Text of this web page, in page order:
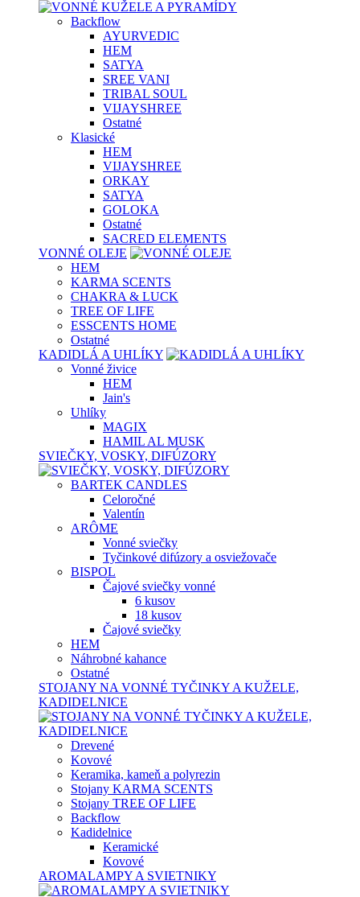
Backflow
AYURVEDIC
HEM
SATYA
SREE VANI
TRIBAL SOUL
VIJAYSHREE
Ostatné
Klasické
HEM
VIJAYSHREE
ORKAY
SATYA
GOLOKA
Ostatné
SACRED ELEMENTS
VONNÉ OLEJE
HEM
KARMA SCENTS
CHAKRA & LUCK
TREE OF LIFE
ESSCENTS HOME
Ostatné
KADIDLÁ A UHLÍKY
Vonné živice
HEM
Jain's
Uhlíky
MAGIX
HAMIL AL MUSK
SVIEČKY, VOSKY, DIFÚZORY
BARTEK CANDLES
Celoročné
Valentín
ARÔME
Vonné sviečky
Tyčinkové difúzory a osviežovače
BISPOL
Čajové sviečky vonné
6 kusov
18 kusov
Čajové sviečky
HEM
Náhrobné kahance
Ostatné
STOJANY NA VONNÉ TYČINKY A KUŽELE,
KADIDELNICE
Drevené
Kovové
Keramika, kameň a polyrezin
Stojany KARMA SCENTS
Stojany TREE OF LIFE
Backflow
Kadidelnice
Keramické
Kovové
AROMALAMPY A SVIETNIKY